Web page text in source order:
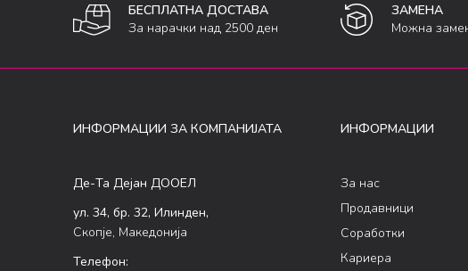
БЕСПЛАТНА ДОСТАВА
За нарачки над 2500 ден
ЗАМЕНА
Можна
ИНФОРМАЦИИ ЗА КОМПАНИЈАТА
Де-Та Дејан ДООЕЛ
ул. 34, бр. 32, Илинден,
Скопје, Македонија
Телефон:
ИНФОРМАЦИИ
За нас
Продавници
Соработки
Кариера